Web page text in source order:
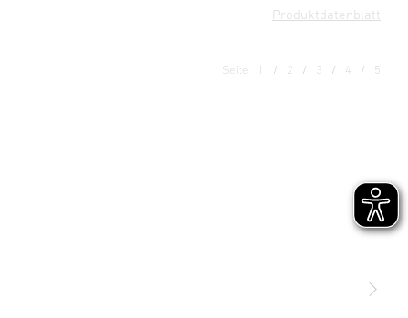
Produktdatenblatt
Seite 1 2 3 4 5